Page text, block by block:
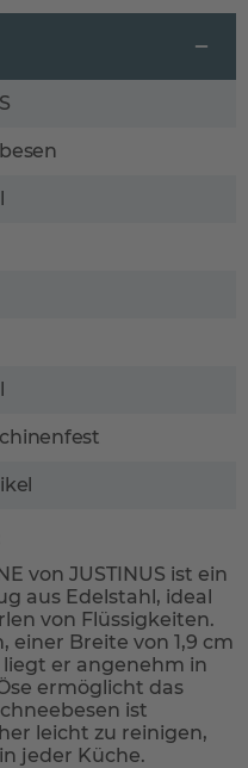
von JUSTINUS ist ein
aus Edelstahl, ideal
von Flüssigkeiten.
einer Breite von 1,9 cm
er angenehm in
ermöglicht das
ist
leicht zu reinigen,
jeder Küche.